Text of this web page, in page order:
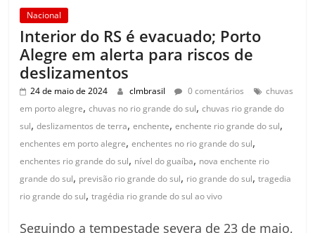
Nacional
Interior do RS é evacuado; Porto
Alegre em alerta para riscos de
deslizamentos
24 de maio de 2024 clmbrasil 0 comentários
chuvas
em porto alegre,chuvas no rio grande do sul,chuvas rio grande do
sul,deslizamentos de terra,enchente,enchente rio grande do sul,
enchentes em porto alegre,enchentes no rio grande do sul,
enchentes rio grande do sul, nível do guaíba, nova enchente rio
grande do sul, previsão rio grande do sul, rio grande do sul,tragedia
rio grande do sul,tragédia rio grande do sul ao vivo
Seguindo a tempestade severa de 23 de maio,